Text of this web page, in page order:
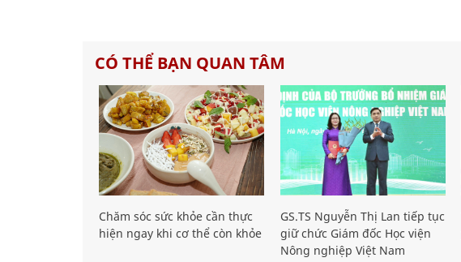
CÓ THỂ BẠN QUAN TÂM
Chăm sóc sức khỏe cần thực
hiện ngay khi cơ thể còn khỏe
GS.TS Nguyễn Thị Lan tiếp tục
giữ chức Giám đốc Học viện
Nông nghiệp Việt Nam